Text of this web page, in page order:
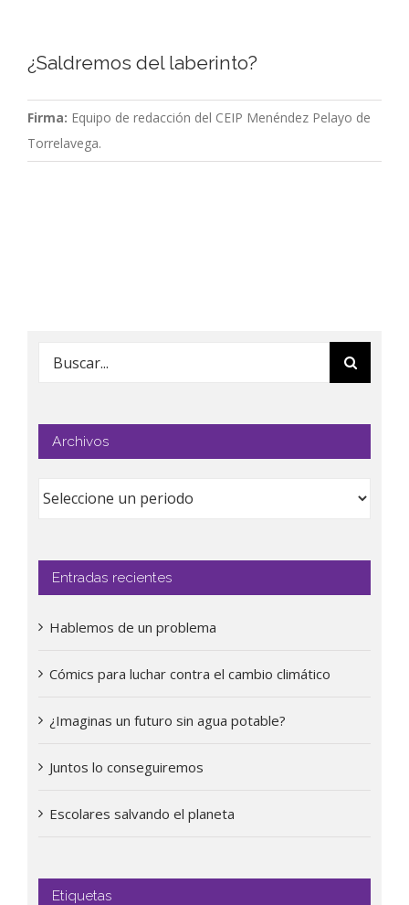
¿Saldremos del laberinto?
Firma: Equipo de redacción del CEIP Menéndez Pelayo de
Torrelavega.
Buscar:
Archivos
Entradas recientes
Hablemos de un problema
Cómics para luchar contra el cambio climático
¿Imaginas un futuro sin agua potable?
Juntos lo conseguiremos
Escolares salvando el planeta
Etiquetas